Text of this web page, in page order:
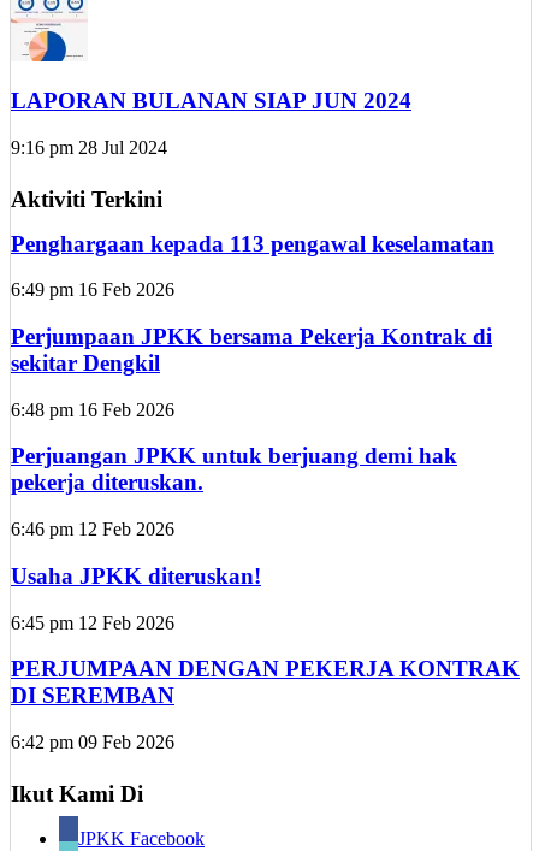
LAPORAN BULANAN SIAP JUN 2024
9:16 pm 28 Jul 2024
Aktiviti Terkini
Penghargaan kepada 113 pengawal keselamatan
6:49 pm 16 Feb 2026
Perjumpaan JPKK bersama Pekerja Kontrak di
sekitar Dengkil
6:48 pm 16 Feb 2026
Perjuangan JPKK untuk berjuang demi hak
pekerja diteruskan.
6:46 pm 12 Feb 2026
Usaha JPKK diteruskan!
6:45 pm 12 Feb 2026
PERJUMPAAN DENGAN PEKERJA KONTRAK
DI SEREMBAN
6:42 pm 09 Feb 2026
Ikut Kami Di
JPKK Facebook